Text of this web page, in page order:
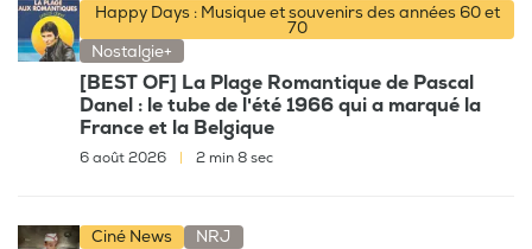
Happy Days : Musique et souvenirs des années 60 et
70
Nostalgie+
[BEST OF] La Plage Romantique de Pascal
Danel : le tube de l'été 1966 qui a marqué la
France et la Belgique
6 août 2026 2 min 8 sec
Ciné News NRJ